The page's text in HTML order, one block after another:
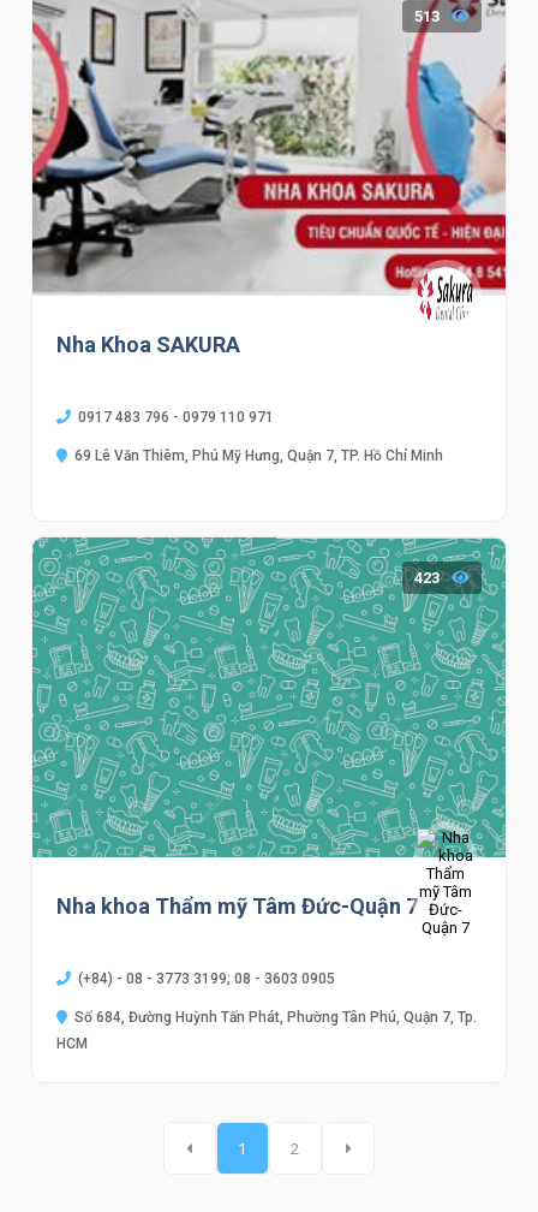
513
Nha Khoa SAKURA
0917 483 796 - 0979 110 971
69 Lê Văn Thiêm, Phú Mỹ Hưng, Quận 7, TP. Hồ Chí Minh
423
Nha khoa Thẩm mỹ Tâm Đức-Quận 7
(+84) - 08 - 3773 3199; 08 - 3603 0905
Số 684, Đường Huỳnh Tấn Phát, Phường Tân Phú, Quận 7, Tp.
HCM
1 2